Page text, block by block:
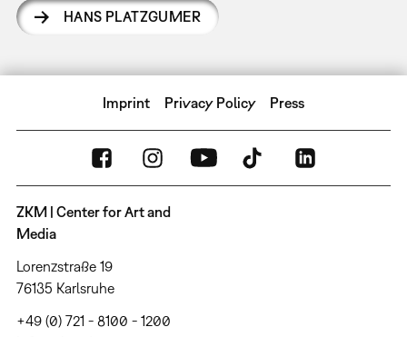
HANS PLATZGUMER
Imprint Privacy Policy Press
ZKM | Center for Art and
Media
Lorenzstraße 19
76135 Karlsruhe
+49 (0) 721 - 8100 - 1200